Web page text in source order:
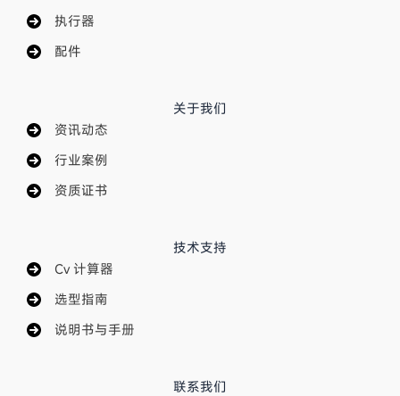
执行器
配件
关于我们
资讯动态
行业案例
资质证书
技术支持
Cv 计算器
选型指南
说明书与手册
联系我们